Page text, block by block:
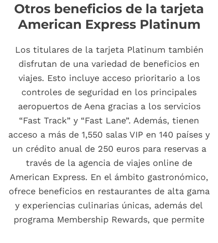
Otros beneficios de la tarjeta
American Express Platinum
Los titulares de la tarjeta Platinum también
disfrutan de una variedad de beneficios en
viajes. Esto incluye acceso prioritario a los
controles de seguridad en los principales
aeropuertos de Aena gracias a los servicios
“Fast Track” y “Fast Lane”. Además, tienen
acceso a más de 1,550 salas VIP en 140 países y
un crédito anual de 250 euros para reservas a
través de la agencia de viajes online de
American Express. En el ámbito gastronómico,
ofrece beneficios en restaurantes de alta gama
y experiencias culinarias únicas, además del
programa Membership Rewards, que permite